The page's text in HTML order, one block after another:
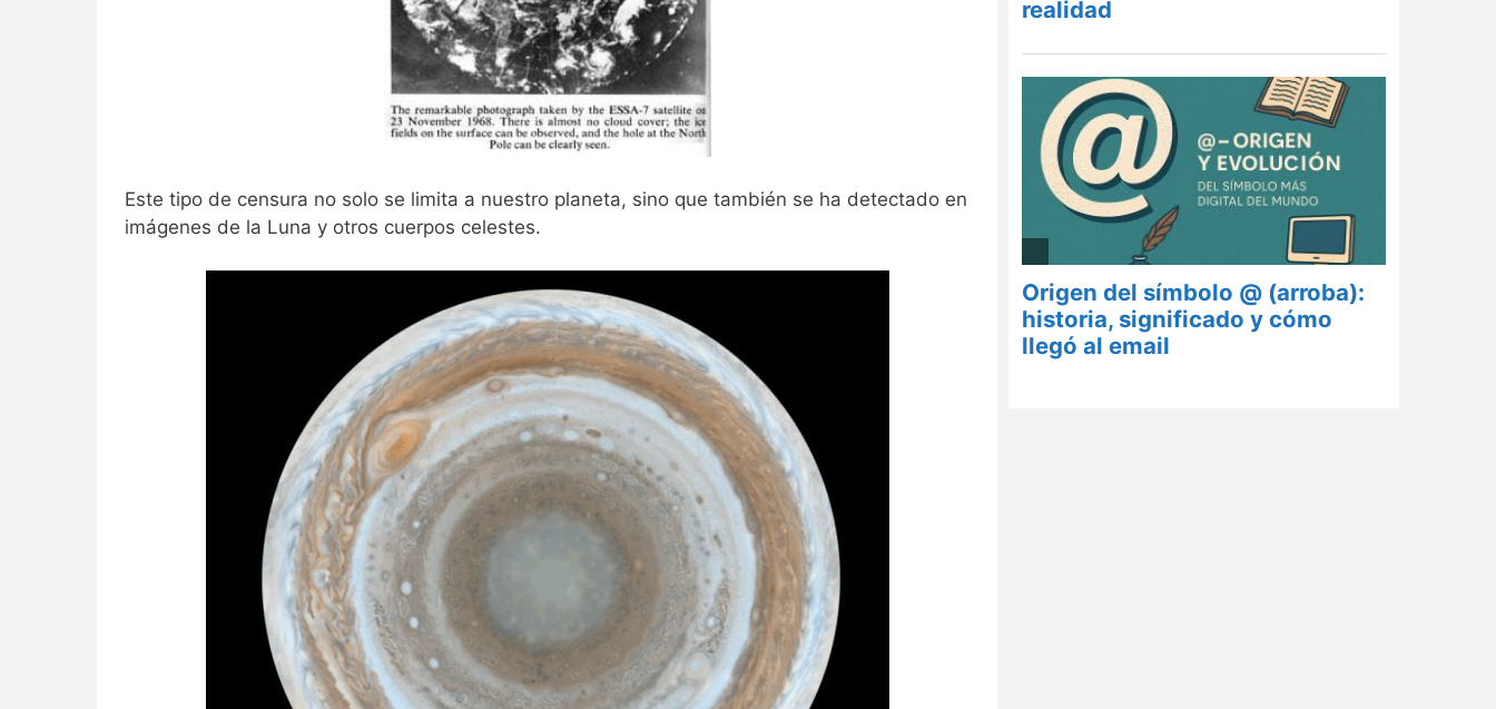
Este tipo de censura no solo se limita a nuestro planeta, sino que también se ha detectado en
imágenes de la Luna y otros cuerpos celestes.